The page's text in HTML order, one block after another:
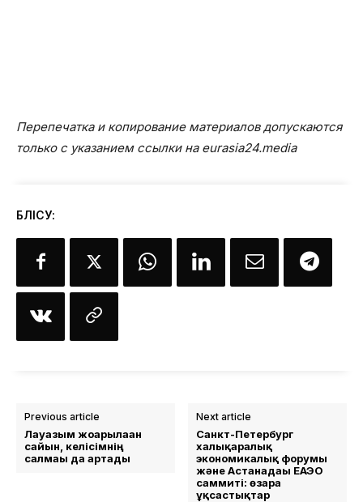
Перепечатка и копирование материалов допускаются
только с указанием ссылки на eurasia24.media
БӨЛІСУ:
Previous article
Лауазым жоғарылаған
сайын, келісімнің
салмағы да артады
Next article
Санкт-Петербург
халықаралық
экономикалық форумы
және Астанадағы ЕАЭО
саммиті: өзара
ұқсастықтар